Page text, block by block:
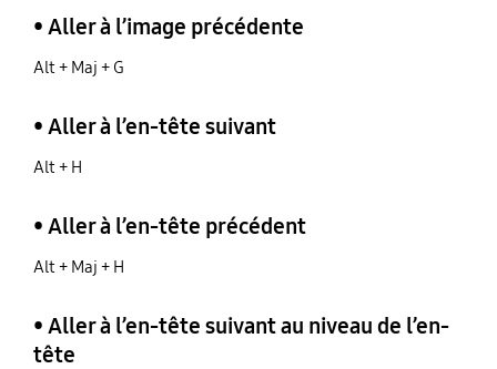
• Aller à l’image précédente
Alt + Maj + G
• Aller à l’en-tête suivant
Alt + H
• Aller à l’en-tête précédent
Alt + Maj + H
• Aller à l’en-tête suivant au niveau de l’en-
tête